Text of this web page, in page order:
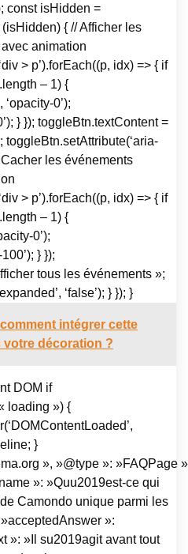
const isHidden =
{ // Afficher les
animation
> p’).forEach((p, idx) => { if
– 1) {
0’);
} }); toggleBtn.textContent =
Cacher les événements
> p’).forEach((p, idx) => { if
– 1) {
0’);
} });
tous les événements »;
‘false’); } }); }
intégrer cette
décoration ?
DOM if
loading ») {
}
», »@type »: »FAQPage
»: »Quu2019est-ce qui
Camondo unique parmi les
»:
»: »Il su2019agit avant tout